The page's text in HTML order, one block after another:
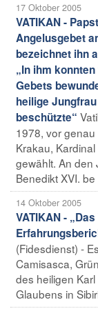
17 Oktober 2005
VATIKAN -
Angelusgebet
bezeichnet ihn
„In ihm
Gebets
heilige
beschützte“
1978, vor
Krakau,
gewählt. An den
Benedikt XVI. be
14 Oktober 2005
VATIKAN -
(Fidesdienst) -
Camisasca,
des heiligen
Glaubens in